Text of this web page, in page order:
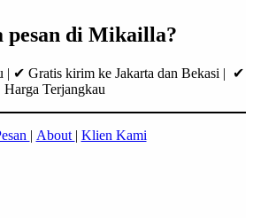
pesan di Mikailla?
| ✔ Gratis kirim ke Jakarta dan Bekasi | ✔
Harga Terjangkau
| About | Klien Kami